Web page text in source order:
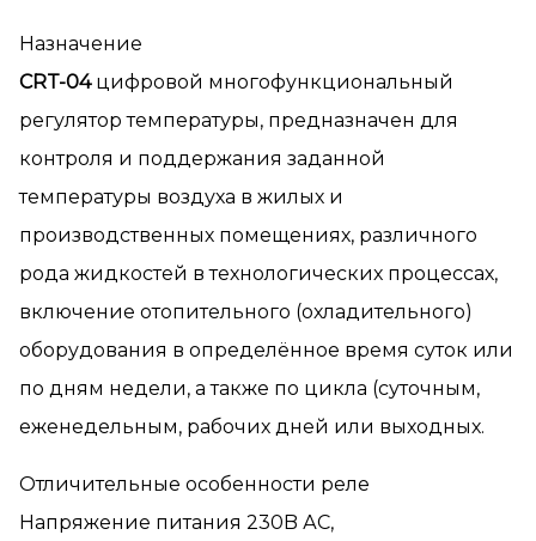
Назначение
CRT-04цифровой многофункциональный
регулятор температуры, предназначен для
контроля и поддержания заданной
температуры воздуха в жилых и
производственных помещениях, различного
рода жидкостей в технологических процессах,
включение отопительного (охладительного)
оборудования в определённое время суток или
по дням недели, а также по цикла (суточным,
еженедельным, рабочих дней или выходных.
Отличительные особенности реле
Напряжение питания 230B АС,